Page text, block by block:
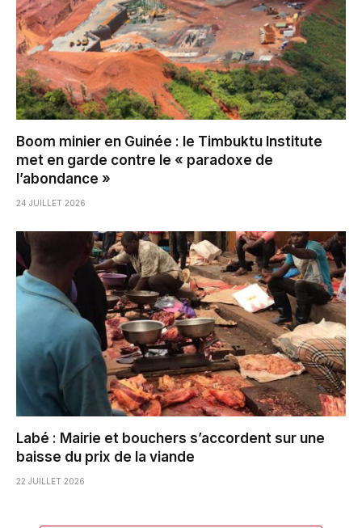
Boom minier en Guinée : le Timbuktu Institute
met en garde contre le « paradoxe de
l’abondance »
24 JUILLET 2026
Labé : Mairie et bouchers s’accordent sur une
baisse du prix de la viande
22 JUILLET 2026